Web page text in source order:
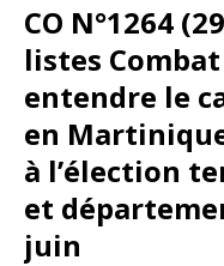
CO N°1264
listes
entendre le
en
à l’élection
et
juin